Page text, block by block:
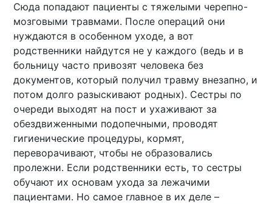
Сюда попадают пациенты с тяжелыми черепно-
мозговыми травмами. После операций они
нуждаются в особенном уходе, а вот
родственники найдутся не у каждого (ведь и в
больницу часто привозят человека без
документов, который получил травму внезапно, и
потом долго разыскивают родных). Сестры по
очереди выходят на пост и ухаживают за
обездвиженными подопечными, проводят
гигиенические процедуры, кормят,
переворачивают, чтобы не образовались
пролежни. Если родственники есть, то сестры
обучают их основам ухода за лежачими
пациентами. Но самое главное в их деле –